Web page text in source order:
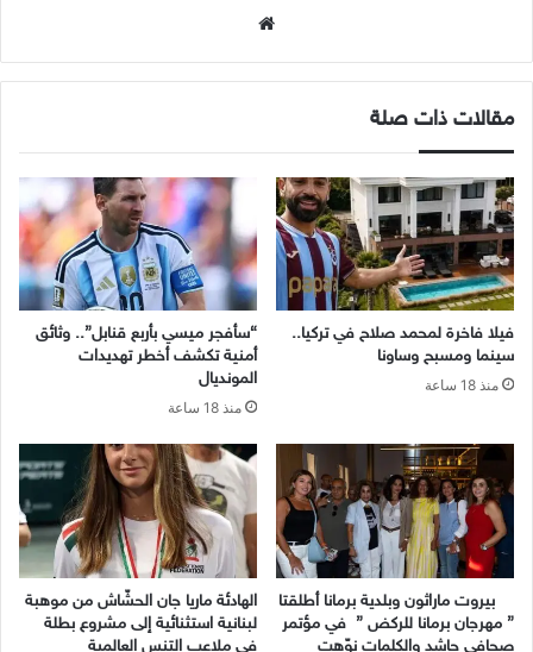
مقالات ذات صلة
فيلا فاخرة لمحمد صلاح في تركيا..
سينما ومسبح وساونا
منذ 18 ساعة
“سأفجر ميسي بأربع قنابل”.. وثائق
أمنية تكشف أخطر تهديدات
المونديال
منذ 18 ساعة
بيروت ماراثون وبلدية برمانا أطلقتا
” مهرجان برمانا للركض ” في مؤتمر
صحافي حاشد والكلمات نوّهت
الهادئة ماريا جان الحشّاش من موهبة
لبنانية استثنائية إلى مشروع بطلة
في ملاعب التنس العالمية